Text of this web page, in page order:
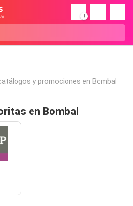
!
y promociones en Bombal
en Bombal